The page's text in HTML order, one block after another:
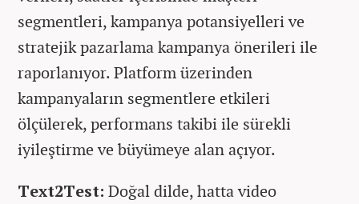
segmentleri, kampanya potansiyelleri ve
stratejik pazarlama kampanya önerileri ile
raporlanıyor. Platform üzerinden
kampanyaların segmentlere etkileri
ölçülerek, performans takibi ile sürekli
iyileştirme ve büyümeye alan açıyor.
Text2Test: Doğal dilde, hatta video